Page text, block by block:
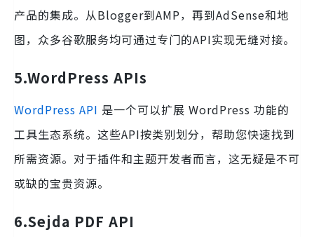
产品的集成。从Blogger到AMP，再到AdSense和地
图，众多谷歌服务均可通过专门的API实现无缝对接。
5.WordPress APIs
WordPress API 是一个可以扩展 WordPress 功能的
工具生态系统。这些API按类别划分，帮助您快速找到
所需资源。对于插件和主题开发者而言，这无疑是不可
或缺的宝贵资源。
6.Sejda PDF API